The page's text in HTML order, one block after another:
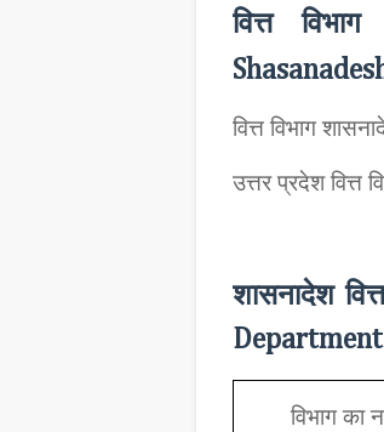
वित्त
वित्त विभाग
उत्तर प्रदेश वित्त
शासनादेश
विभाग का